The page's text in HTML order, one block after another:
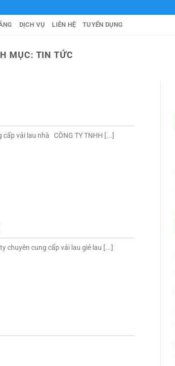
DỊCH VỤ LIÊN HỆ TUYỂN DỤNG
MỤC: TIN TỨC
vải lau nhà CÔNG TY TNHH [...]
chuyên cung cấp vải lau giẻ lau [...]